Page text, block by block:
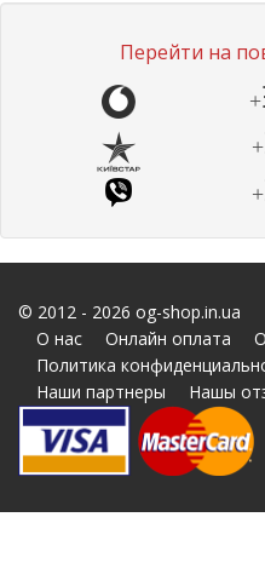
Перейти на
© 2012 - 2026 og-shop.in.ua
О нас
Онлайн оплата
Политика
Наши партнеры
Нашы